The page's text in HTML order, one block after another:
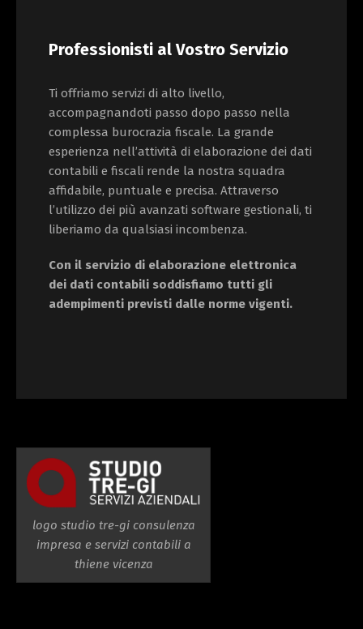
Professionisti al Vostro Servizio
Ti offriamo servizi di alto livello,
accompagnandoti passo dopo passo nella
complessa burocrazia fiscale. La grande
esperienza nell’attività di elaborazione dei dati
contabili e fiscali rende la nostra squadra
affidabile, puntuale e precisa. Attraverso
l’utilizzo dei più avanzati software gestionali, ti
liberiamo da qualsiasi incombenza.
Con il servizio di elaborazione elettronica
dei dati contabili soddisfiamo tutti gli
adempimenti previsti dalle norme vigenti.
logo studio tre-gi consulenza
impresa e servizi contabili a
thiene vicenza